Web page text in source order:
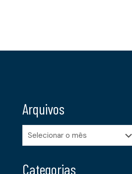
Arquivos
Arquivos
Categorias